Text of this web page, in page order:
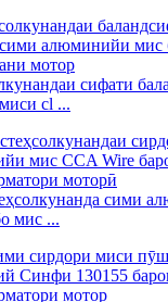
сифати
cl ...
сими
мис ...